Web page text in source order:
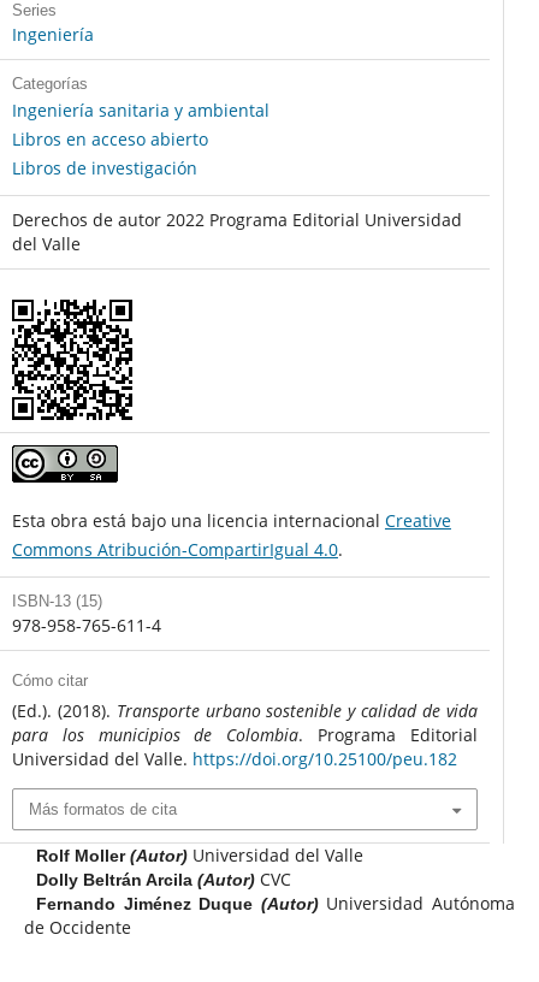
Series
Ingeniería
Categorías
Ingeniería sanitaria y ambiental
Libros en acceso abierto
Libros de investigación
Derechos de autor 2022 Programa Editorial Universidad
del Valle
Esta obra está bajo una licencia internacional Creative
Commons Atribución-CompartirIgual 4.0.
ISBN-13 (15)
978-958-765-611-4
Cómo citar
(Ed.). (2018). Transporte urbano sostenible y calidad de vida
para los municipios de Colombia. Programa Editorial
Universidad del Valle. https://doi.org/10.25100/peu.182
Más formatos de cita
Rolf Moller(Autor) Universidad del Valle
Dolly Beltrán Arcila (Autor) CVC
Fernando Jiménez Duque (Autor) Universidad Autónoma
de Occidente